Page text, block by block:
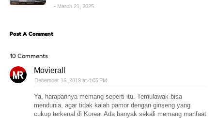
March 21, 2025
Post A Comment
10 Comments
Movierall
December 16, 2019 at 4:05 PM
Ya, harapannya memang seperti itu. Temulawak bisa
mendunia, agar tidak kalah pamor dengan ginseng yang
cukup terkenal di Korea. Ada banyak sekali memang manfaat